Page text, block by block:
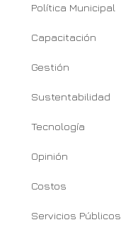
Política Municipal
Capacitación
Gestión
Sustentabilidad
Tecnología
Opinión
Costos
Servicios Públicos